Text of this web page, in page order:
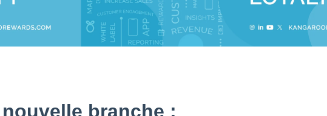
branche :